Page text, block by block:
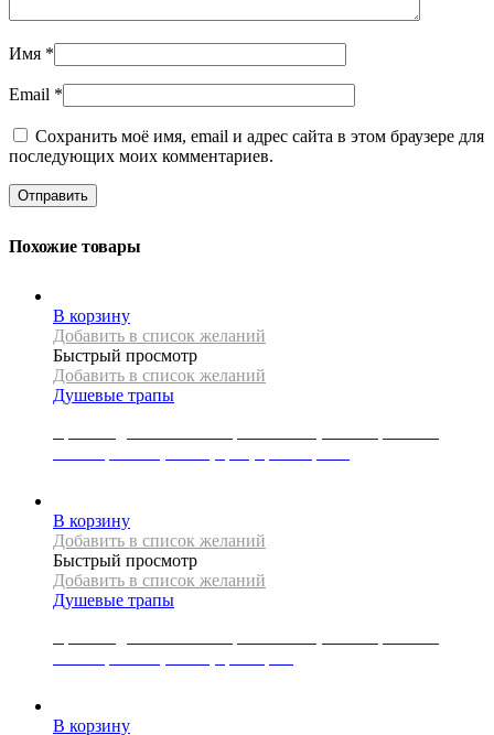
Имя *
Email *
Сохранить моё имя, email и адрес сайта в этом браузере для
последующих моих комментариев.
Похожие товары
В корзину
Добавить в список желаний
Быстрый просмотр
Добавить в список желаний
Душевые трапы
В корзину
Добавить в список желаний
Быстрый просмотр
Добавить в список желаний
Душевые трапы
В корзину